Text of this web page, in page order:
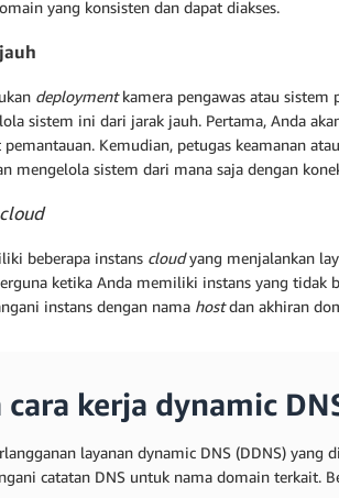
yang konsisten dan dapat diakses.
deploymentkamera pengawas atau
sistem ini dari jarak jauh. Pertama, Anda
pemantauan. Kemudian, petugas keamanan
mengelola sistem dari mana saja dengan
cloud
beberapa instans cloudyang menjalankan
ketika Anda memiliki instans yang tidak
instans dengan nama hostdan akhiran
kerja dynamic
layanan dynamic DNS (DDNS)
catatan DNS untuk nama domain terkait.